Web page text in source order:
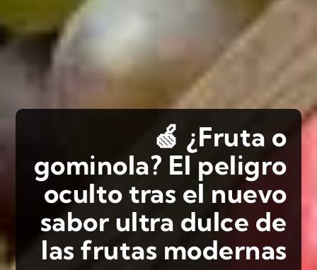
🍏 ¿Fruta o
gominola? El peligro
oculto tras el nuevo
sabor ultra dulce de
las frutas modernas